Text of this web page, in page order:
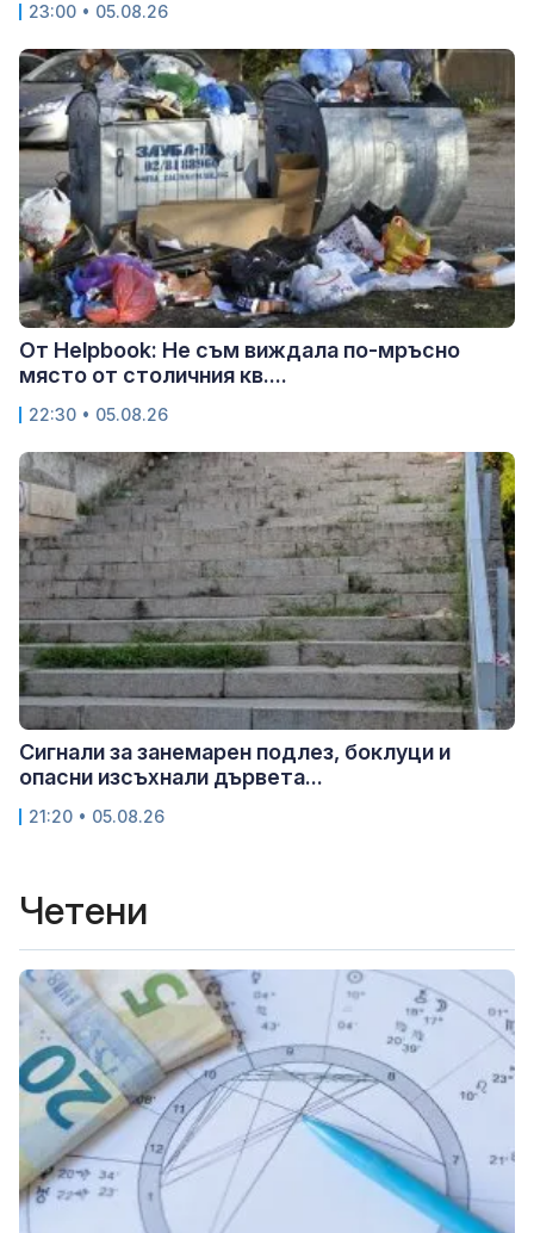
23:00 • 05.08.26
От Helpbook: Не съм виждала по-мръсно
място от столичния кв....
22:30 • 05.08.26
Сигнали за занемарен подлез, боклуци и
опасни изсъхнали дървета...
21:20 • 05.08.26
Четени